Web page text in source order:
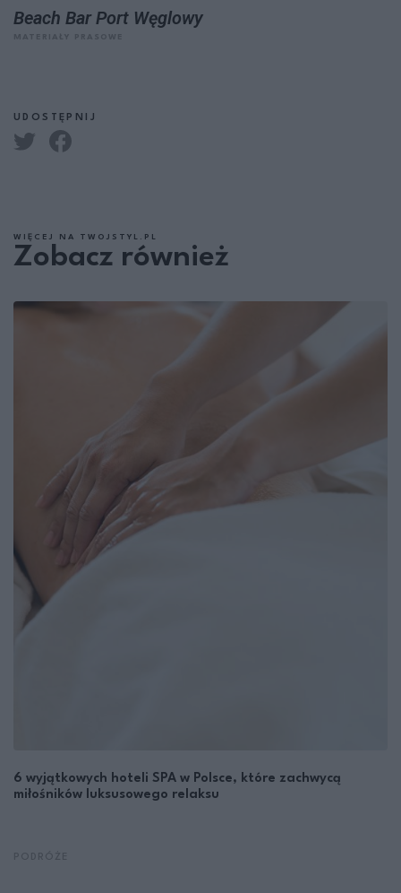
Beach Bar Port Węglowy
UDOSTĘPNIJ
WIĘCEJ NA TWOJSTYL.PL
Zobacz również
6 wyjątkowych hoteli SPA w Polsce, które zachwycą
miłośników luksusowego relaksu